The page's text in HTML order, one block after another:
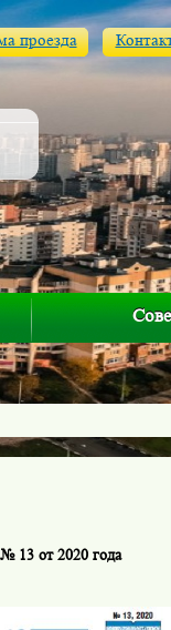
проезда
13 от 2020 года